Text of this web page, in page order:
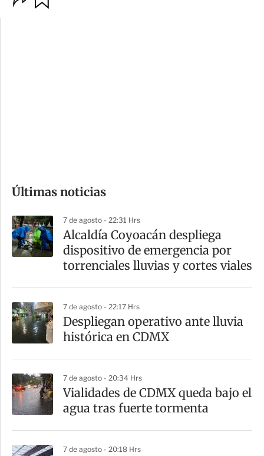
p
m
a
r
t
Últimas noticias
7 de agosto - 22:31 Hrs
Alcaldía Coyoacán despliega
dispositivo de emergencia por
torrenciales lluvias y cortes viales
7 de agosto - 22:17 Hrs
Despliegan operativo ante lluvia
histórica en CDMX
7 de agosto - 20:34 Hrs
Vialidades de CDMX queda bajo el
agua tras fuerte tormenta
7 de agosto - 20:18 Hrs